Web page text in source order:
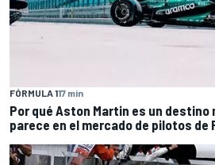
FÓRMULA 117 min
Por qué Aston Martin es un
parece en el mercado de pilotos de